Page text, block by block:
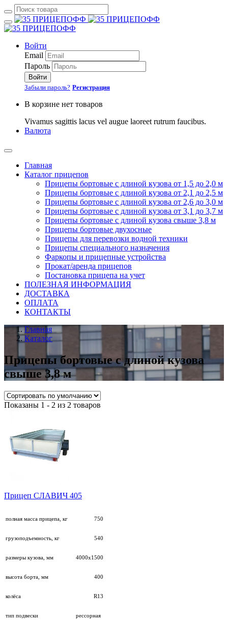
Войти
Email
Пароль
Войти
Забыли пароль? Регистрация
В корзине нет товаров
Vivamus sagittis lacus vel augue laoreet rutrum faucibus.
Валюта
Главная
Каталог прицепов
Прицепы бортовые с длиной кузова от 1,5 до 2,0 м
Прицепы бортовые с длиной кузова от 2,1 до 2,5 м
Прицепы бортовые с длиной кузова от 2,6 до 3,0 м
Прицепы бортовые с длиной кузова от 3,1 до 3,7 м
Прицепы бортовые с длиной кузова свыше 3,8 м
Прицепы бортовые двухосные
Прицепы для перевозки водной техники
Прицепы специального назначения
Фаркопы и прицепные устройства
Прокат/аренда прицепов
Постановка прицепа на учет
ПОЛЕЗНАЯ ИНФОРМАЦИЯ
ДОСТАВКА
ОПЛАТА
КОНТАКТЫ
Главная
Каталог
Прицепы бортовые с длиной кузова
свыше 3,8 м
Показаны 1 - 2 из 2 товаров
Прицеп СЛАВИЧ 405
полная масса прицепа, кг 750
грузоподъемность, кг 540
размеры кузова, мм 4000х1500
высота борта, мм 400
колёса R13
тип подвески рессорная